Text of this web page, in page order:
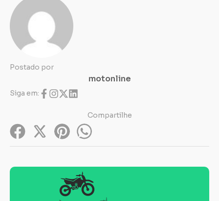
Postado por
motonline
Siga em:
Compartilhe